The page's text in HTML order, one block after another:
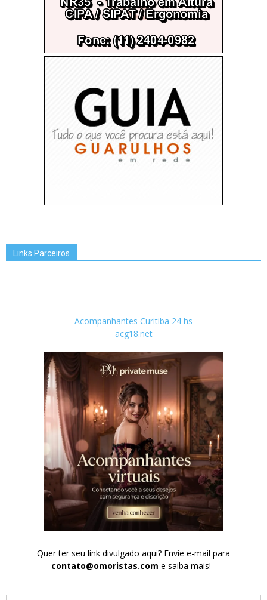
Links Parceiros
Acompanhantes Curitiba 24 hs
acg18.net
Quer ter seu link divulgado aqui? Envie e-mail para
contato@omoristas.com e saiba mais!